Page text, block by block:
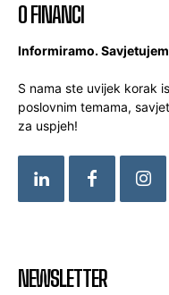
O FINANCI
Informiramo.
S nama ste uvijek korak
poslovnim temama,
za uspjeh!
NEWSLETTER